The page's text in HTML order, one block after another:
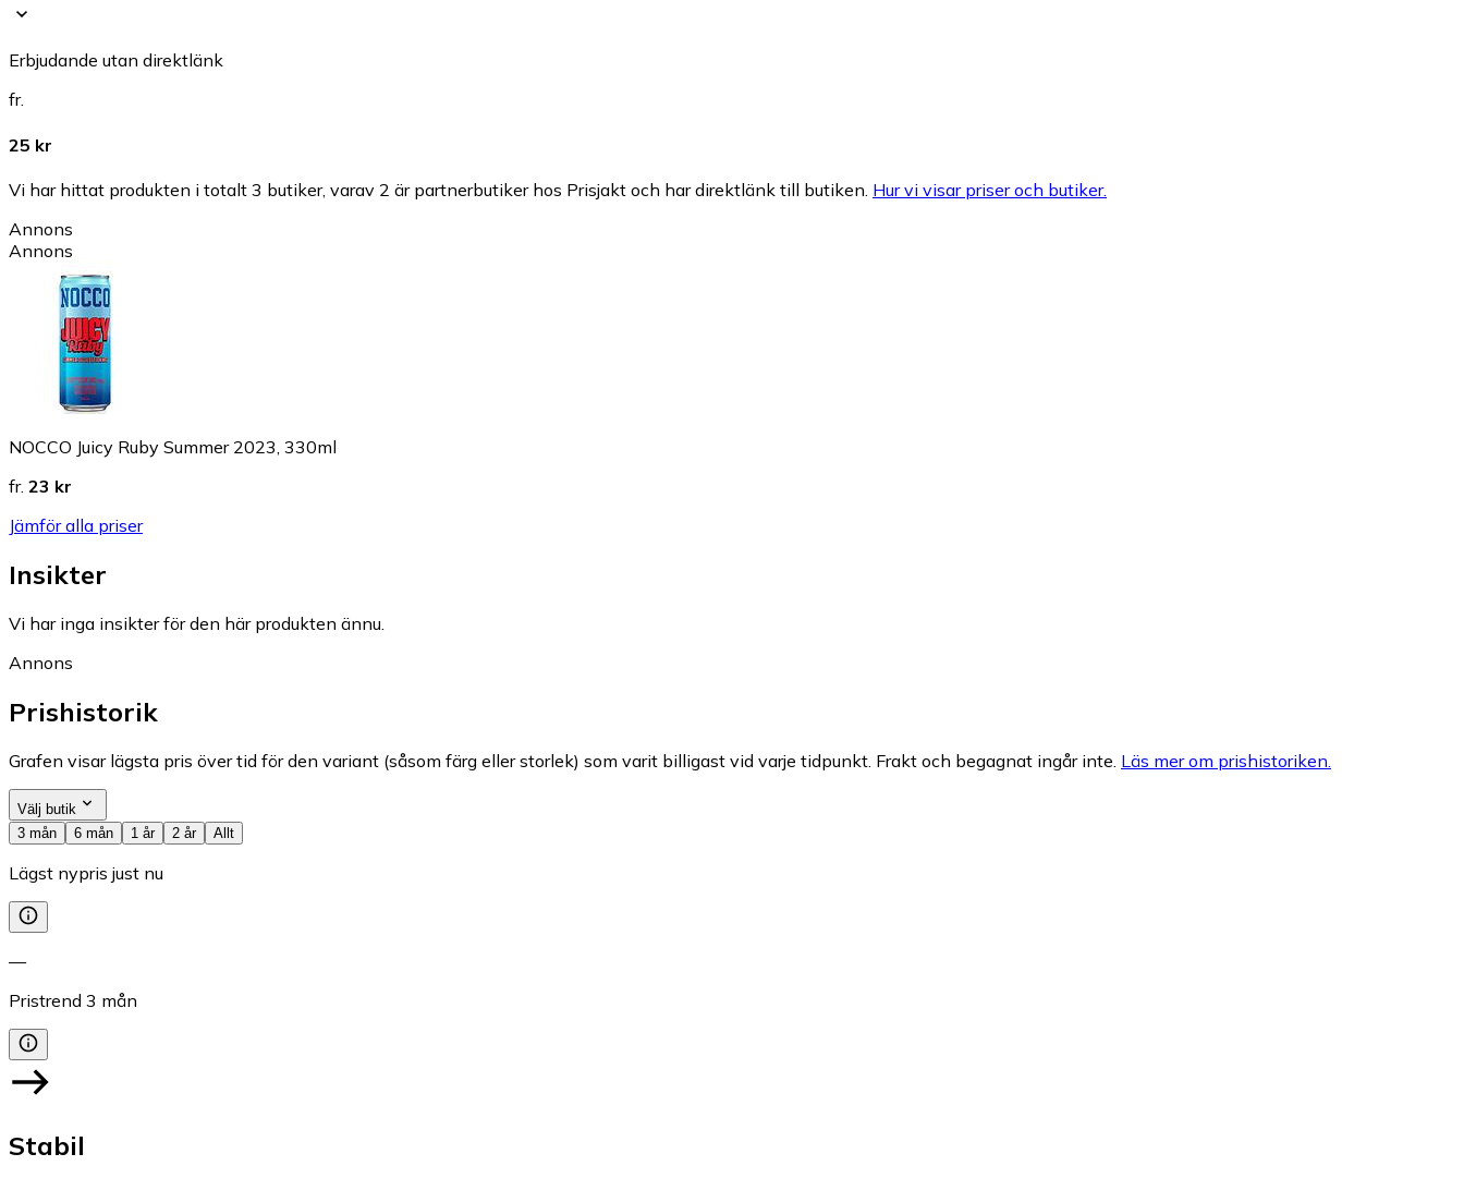
Erbjudande utan direktlänk
fr.
25 kr
Vi har hittat produkten i totalt 3 butiker, varav 2 är partnerbutiker hos Prisjakt och har direktlänk till butiken. Hur vi visar priser och butiker.
Annons
Annons
NOCCO Juicy Ruby Summer 2023, 330ml
fr. 23 kr
Jämför alla priser
Insikter
Vi har inga insikter för den här produkten ännu.
Annons
Prishistorik
Grafen visar lägsta pris över tid för den variant (såsom färg eller storlek) som varit billigast vid varje tidpunkt. Frakt och begagnat ingår inte. Läs mer om prishistoriken.
Välj butik
3 mån
6 mån 1 år 2 år Allt
Lägst nypris just nu
—
Pristrend 3 mån
Stabil